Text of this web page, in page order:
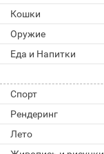
Кошки
Оружие
Еда и Напитки
Спорт
Рендеринг
Лето